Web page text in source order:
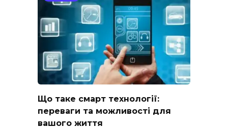
Що таке смарт технології:
переваги та можливості для
вашого життя